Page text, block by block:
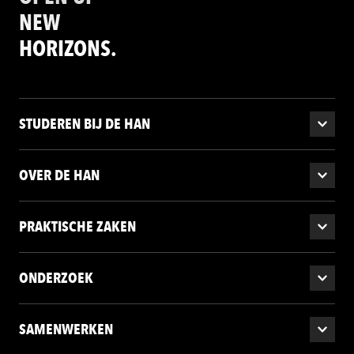
NEW
HORIZONS.
STUDEREN BIJ DE HAN
OVER DE HAN
PRAKTISCHE ZAKEN
ONDERZOEK
SAMENWERKEN